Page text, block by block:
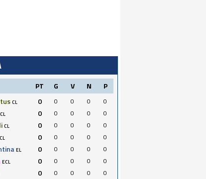
PT G V N P
CL 0 0 0 0
0
CL 0 0 0 0
0
CL 0 0 0 0
0
CL 0 0 0 0
0
EL 0 0 0 0
0
ECL 0 0 0 0
0
0 0 0 0
0